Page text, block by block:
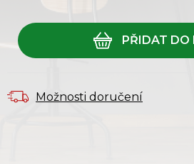
Možnosti doručení